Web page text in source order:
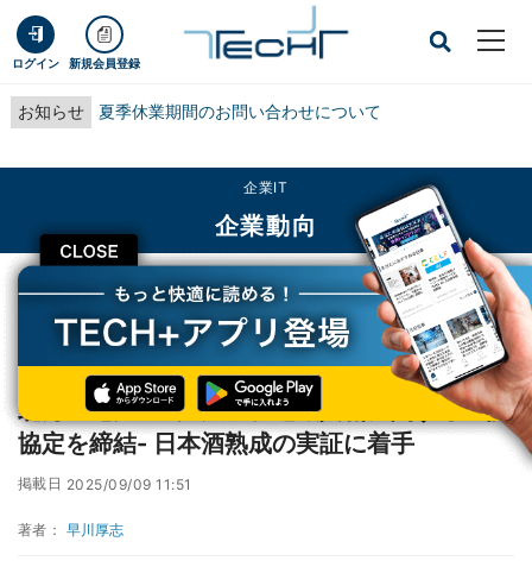
ログイン 新規会員登録
お知らせ 夏季休業期間のお問い合わせについて
CLOSE
企業IT
企業動向
TECH+ 企業IT
企業動向
北海道電力×上川大雪、地域共創に関する連携協定を締結- 日本酒熟成の実証に
北海道電力×上川大雪、地域共創に関する連携
協定を締結- 日本酒熟成の実証に着手
掲載日 2025/09/09 11:51
著者： 早川厚志